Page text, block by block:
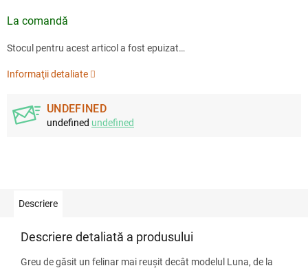
preţ:
La comandă
Stocul pentru acest articol a fost epuizat…
Informaţii detaliate
UNDEFINED
undefined undefined
Descriere
Descriere detaliată a produsului
Greu de găsit un felinar mai reușit decât modelul Luna, de la